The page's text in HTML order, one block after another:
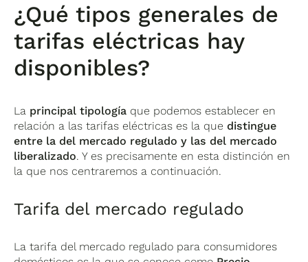
¿Qué tipos generales de
tarifas eléctricas hay
disponibles?
La principal tipología que podemos establecer en
relación a las tarifas eléctricas es la que distingue
entre la del mercado regulado y las del mercado
liberalizado. Y es precisamente en esta distinción en
la que nos centraremos a continuación.
Tarifa del mercado regulado
La tarifa del mercado regulado para consumidores